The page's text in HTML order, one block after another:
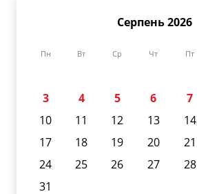
Серпень 2026
Пн Вт Ср Чт Пт
3
4 5 6 7
10
11 12 13 14
17
18 19 20 21
24
25 26 27 28
31